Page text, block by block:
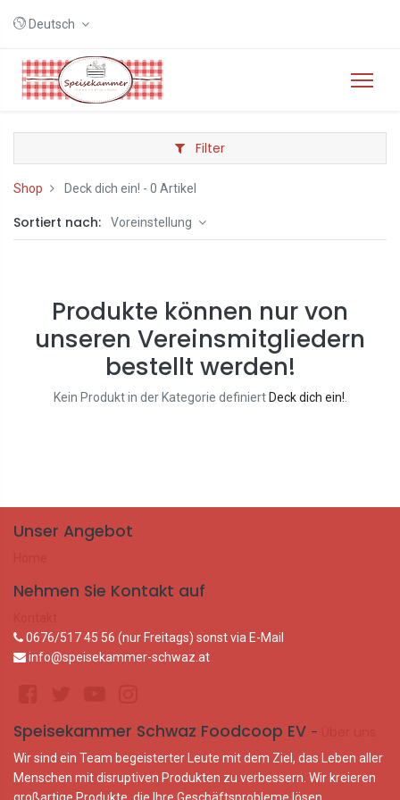
Deutsch
Filter
Shop Deck dich ein! - 0 Artikel
Sortiert nach: Voreinstellung
Produkte können nur von
unseren Vereinsmitgliedern
bestellt werden!
Kein Produkt in der Kategorie definiert Deck dich ein!
Unser Angebot
Nehmen Sie Kontakt auf
0676/517 45 56 (nur Freitags) sonst via E-Mail
info@speisekammer-schwaz.at
Speisekammer Schwaz Foodcoop EV -
Wir sind ein Team begeisterter Leute mit dem Ziel, das Leben aller
Menschen mit disruptiven Produkten zu verbessern. Wir kreieren